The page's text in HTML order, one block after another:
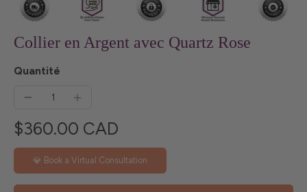
Collier en Argent avec Quartz Rose
Quantité
$360.00 CAD
💎 Book a Virtual Consultation